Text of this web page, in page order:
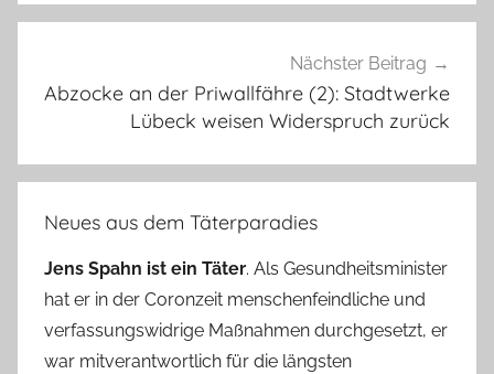
Nächster Beitrag
Abzocke an der Priwallfähre (2): Stadtwerke
Lübeck weisen Widerspruch zurück
Neues aus dem Täterparadies
Jens Spahn ist ein Täter. Als Gesundheitsminister
hat er in der Coronzeit menschenfeindliche und
verfassungswidrige Maßnahmen durchgesetzt, er
war mitverantwortlich für die längsten